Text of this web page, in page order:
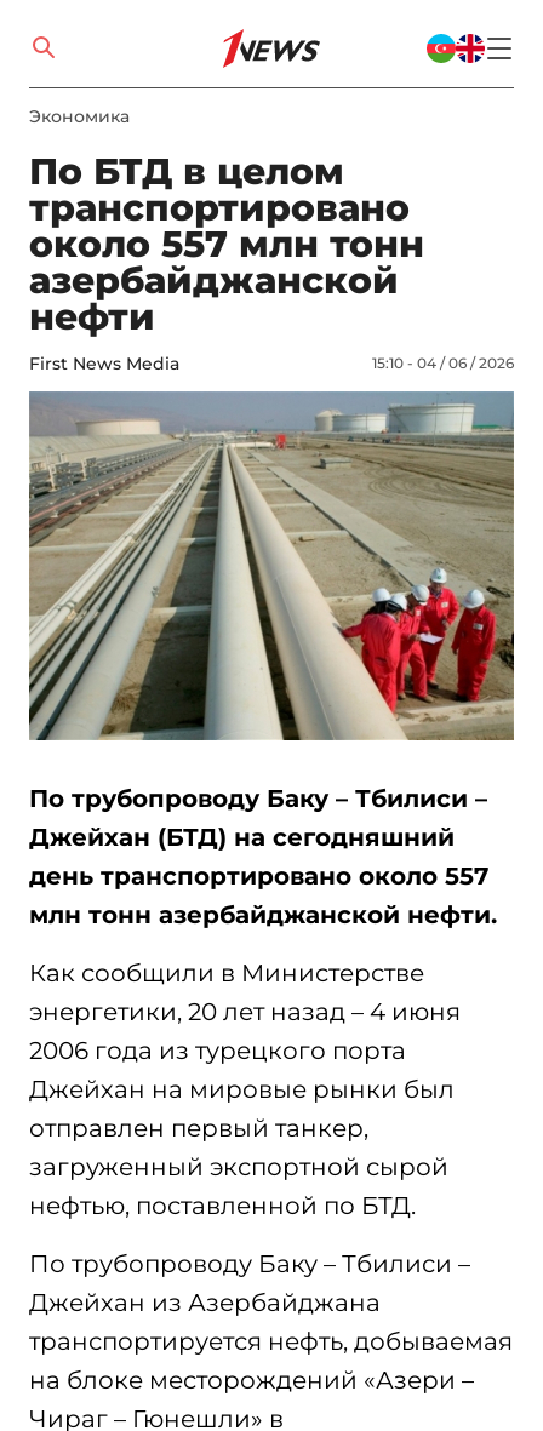
Экономика
По БТД в целом
транспортировано
около 557 млн тонн
азербайджанской
нефти
First News Media 15:10 - 04 / 06 / 2026
По трубопроводу Баку – Тбилиси –
Джейхан (БТД) на сегодняшний
день транспортировано около 557
млн тонн азербайджанской нефти.
Как сообщили в Министерстве
энергетики, 20 лет назад – 4 июня
2006 года из турецкого порта
Джейхан на мировые рынки был
отправлен первый танкер,
загруженный экспортной сырой
нефтью, поставленной по БТД.
По трубопроводу Баку – Тбилиси –
Джейхан из Азербайджана
транспортируется нефть, добываемая
на блоке месторождений «Азери –
Чираг – Гюнешли» в